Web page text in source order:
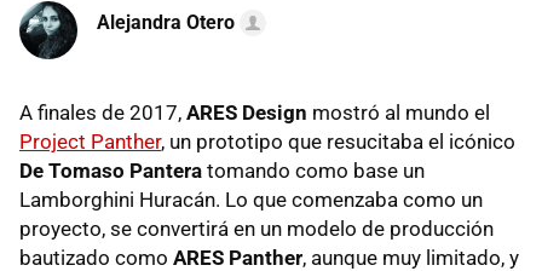
Alejandra Otero
A finales de 2017, ARES Design mostró al mundo el
Project Panther, un prototipo que resucitaba el icónico
De Tomaso Pantera tomando como base un
Lamborghini Huracán. Lo que comenzaba como un
proyecto, se convertirá en un modelo de producción
bautizado como ARES Panther, aunque muy limitado, y